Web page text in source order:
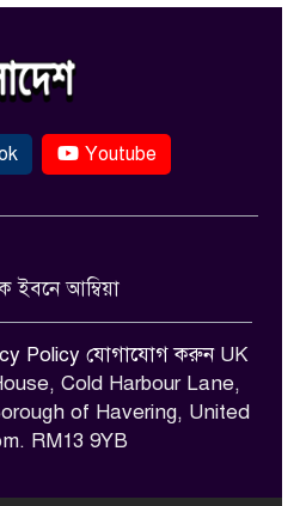
Youtube
ইবনে আম্বিয়া
Policy যোগাযোগ করুনUK
Cold Harbour Lane,
of Havering, United
RM13 9YB